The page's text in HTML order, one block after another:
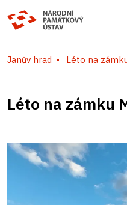
Janův hrad Léto na
Léto na zámku